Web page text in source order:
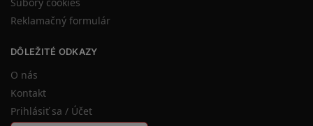
Súbory cookies
Reklamačný formulár
DÔLEŽITÉ ODKAZY
O nás
Kontakt
Prihlásiť sa / Účet